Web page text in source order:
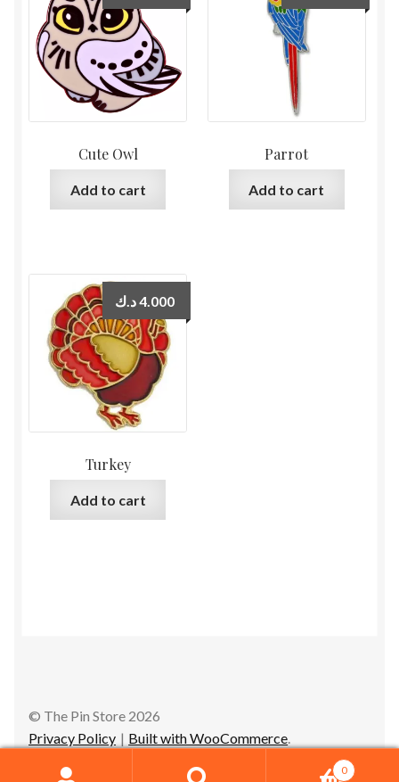
Cute Owl
Add to cart
Parrot
Add to cart
Turkey
4.000د.ك
Add to cart
© The Pin Store 2026
Privacy Policy
Built with WooCommerce.
0